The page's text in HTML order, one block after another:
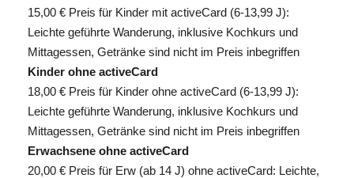
15,00 € Preis für Kinder mit activeCard (6-13,99 J):
Leichte geführte Wanderung, inklusive Kochkurs und
Mittagessen, Getränke sind nicht im Preis inbegriffen
Kinder ohne activeCard
18,00 € Preis für Kinder ohne activeCard (6-13,99 J):
Leichte geführte Wanderung, inklusive Kochkurs und
Mittagessen, Getränke sind nicht im Preis inbegriffen
Erwachsene ohne activeCard
20,00 € Preis für Erw (ab 14 J) ohne activeCard: Leichte,